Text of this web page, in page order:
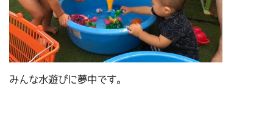
みんな水遊びに夢中です。